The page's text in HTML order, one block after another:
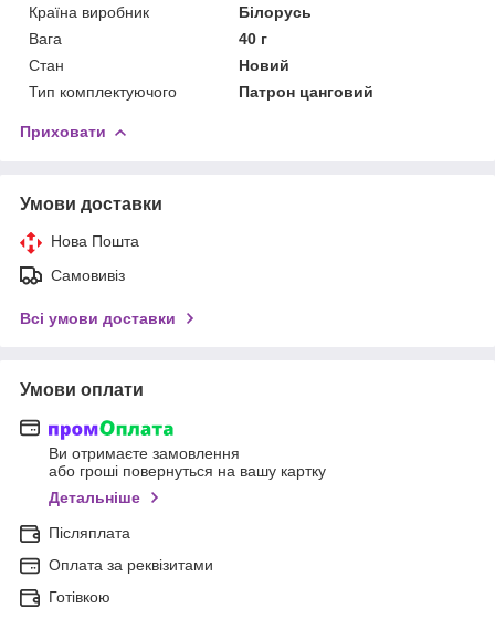
Країна виробник
Білорусь
Вага
40 г
Стан
Новий
Тип комплектуючого
Патрон цанговий
Приховати
Умови доставки
Нова Пошта
Самовивіз
Всі умови доставки
Умови оплати
Ви отримаєте замовлення
або гроші повернуться на вашу картку
Детальніше
Післяплата
Оплата за реквізитами
Готівкою